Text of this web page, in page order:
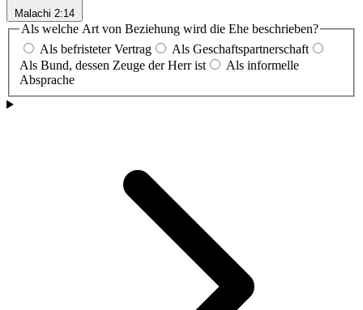
Malachi 2:14
Als welche Art von Beziehung wird die Ehe beschrieben?
Als befristeter Vertrag
Als Geschaftspartnerschaft
Als Bund, dessen Zeuge der Herr ist
Als informelle
Absprache